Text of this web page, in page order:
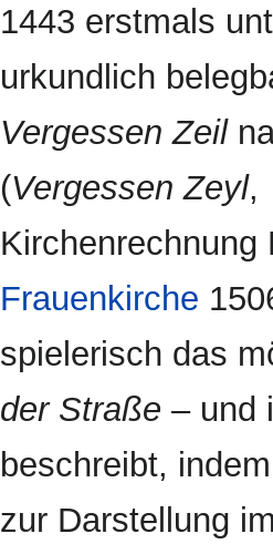
1443 erstmals
urkundlich
Vergessen Zeil
(Vergessen Zeyl,
Kirchenrechnung
Frauenkirche
spielerisch das
der Straße – und
beschreibt,
zur Darstellung